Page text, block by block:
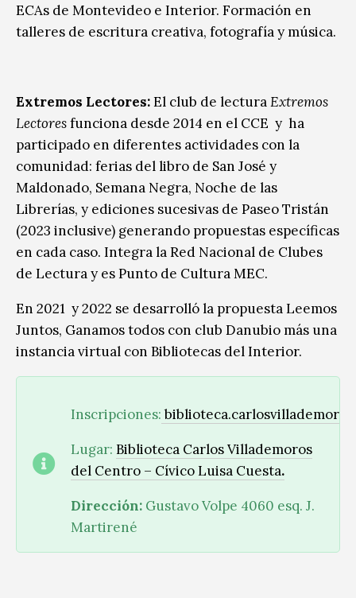
ECAs de Montevideo e Interior. Formación en
talleres de escritura creativa, fotografía y música.
Extremos Lectores:El club de lecturaExtremos
Lectoresfunciona desde 2014 en el CCE y ha
participado en diferentes actividades con la
comunidad: ferias del libro de San José y
Maldonado, Semana Negra, Noche de las
Librerías, y ediciones sucesivas de Paseo Tristán
(2023 inclusive) generando propuestas específicas
en cada caso. Integra la Red Nacional de Clubes
de Lectura y es Punto de Cultura MEC.
En 2021 y 2022 se desarrolló la propuesta Leemos
Juntos, Ganamos todos con club Danubio más una
instancia virtual con Bibliotecas del Interior.
Inscripciones:
Lugar: Biblioteca Carlos Villademoros
del Centro – Cívico Luisa Cuesta.
Dirección: Gustavo Volpe 4060 esq. J.
Martirené